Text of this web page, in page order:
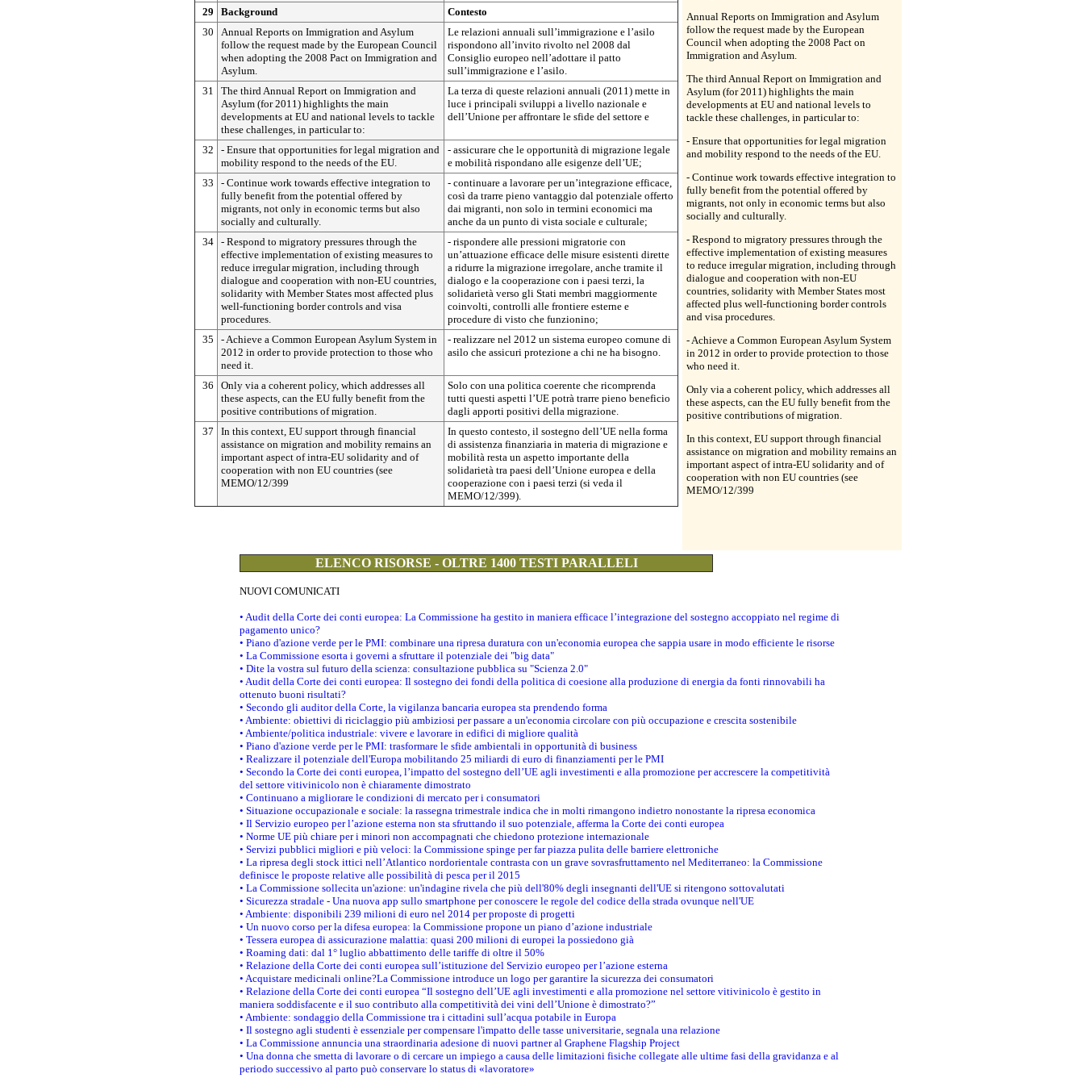
29
Background
Contesto
30
Annual Reports on Immigration and Asylum
follow the request made by the European Council
when adopting the 2008 Pact on Immigration and
Asylum.
Le relazioni annuali sull’immigrazione e l’asilo
rispondono all’invito rivolto nel 2008 dal
Consiglio europeo nell’adottare il patto
sull’immigrazione e l’asilo.
31
The third Annual Report on Immigration and
Asylum (for 2011) highlights the main
developments at EU and national levels to tackle
these challenges, in particular to:
La terza di queste relazioni annuali (2011) mette in
luce i principali sviluppi a livello nazionale e
dell’Unione per affrontare le sfide del settore e
32
- Ensure that opportunities for legal migration and
mobility respond to the needs of the EU.
- assicurare che le opportunità di migrazione legale
e mobilità rispondano alle esigenze dell’UE;
33
- Continue work towards effective integration to
fully benefit from the potential offered by
migrants, not only in economic terms but also
socially and culturally.
- continuare a lavorare per un’integrazione efficace,
così da trarre pieno vantaggio dal potenziale offerto
dai migranti, non solo in termini economici ma
anche da un punto di vista sociale e culturale;
34 - Respond to migratory pressures through the
effective implementation of existing measures to
reduce irregular migration, including through
dialogue and cooperation with non-EU countries,
solidarity with Member States most affected plus
well-functioning border controls and visa
procedures.
- rispondere alle pressioni migratorie con
un’attuazione efficace delle misure esistenti dirette
a ridurre la migrazione irregolare, anche tramite il
dialogo e la cooperazione con i paesi terzi, la
solidarietà verso gli Stati membri maggiormente
coinvolti, controlli alle frontiere esterne e
procedure di visto che funzionino;
35
- Achieve a Common European Asylum System in
2012 in order to provide protection to those who
need it.
- realizzare nel 2012 un sistema europeo comune di
asilo che assicuri protezione a chi ne ha bisogno.
36
Only via a coherent policy, which addresses all
these aspects, can the EU fully benefit from the
positive contributions of migration.
Solo con una politica coerente che ricomprenda
tutti questi aspetti l’UE potrà trarre pieno beneficio
dagli apporti positivi della migrazione.
37
In this context, EU support through financial
assistance on migration and mobility remains an
important aspect of intra-EU solidarity and of
cooperation with non EU countries (see
MEMO/12/399
In questo contesto, il sostegno dell’UE nella forma
di assistenza finanziaria in materia di migrazione e
mobilità resta un aspetto importante della
solidarietà tra paesi dell’Unione europea e della
cooperazione con i paesi terzi (si veda il
MEMO/12/399).
Annual Reports on Immigration and Asylum
follow the request made by the European
Council when adopting the 2008 Pact on
Immigration and Asylum.
The third Annual Report on Immigration and
Asylum (for 2011) highlights the main
developments at EU and national levels to
tackle these challenges, in particular to:
- Ensure that opportunities for legal migration
and mobility respond to the needs of the EU.
- Continue work towards effective integration to
fully benefit from the potential offered by
migrants, not only in economic terms but also
socially and culturally.
- Respond to migratory pressures through the
effective implementation of existing measures
to reduce irregular migration, including through
dialogue and cooperation with non-EU
countries, solidarity with Member States most
affected plus well-functioning border controls
and visa procedures.
- Achieve a Common European Asylum System
in 2012 in order to provide protection to those
who need it.
Only via a coherent policy, which addresses all
these aspects, can the EU fully benefit from the
positive contributions of migration.
In this context, EU support through financial
assistance on migration and mobility remains an
important aspect of intra-EU solidarity and of
cooperation with non EU countries (see
MEMO/12/399
ELENCO RISORSE - OLTRE 1400 TESTI PARALLELI
NUOVI COMUNICATI
• Audit della Corte dei conti europea: La Commissione ha gestito in maniera efficace l’integrazione del sostegno accoppiato nel regime di
pagamento unico?
• Piano d'azione verde per le PMI: combinare una ripresa duratura con un'economia europea che sappia usare in modo efficiente le risorse
• La Commissione esorta i governi a sfruttare il potenziale dei "big data"
• Dite la vostra sul futuro della scienza: consultazione pubblica su "Scienza 2.0"
• Audit della Corte dei conti europea: Il sostegno dei fondi della politica di coesione alla produzione di energia da fonti rinnovabili ha
ottenuto buoni risultati?
• Secondo gli auditor della Corte, la vigilanza bancaria europea sta prendendo forma
• Ambiente: obiettivi di riciclaggio più ambiziosi per passare a un'economia circolare con più occupazione e crescita sostenibile
• Ambiente/politica industriale: vivere e lavorare in edifici di migliore qualità
• Piano d'azione verde per le PMI: trasformare le sfide ambientali in opportunità di business
• Realizzare il potenziale dell'Europa mobilitando 25 miliardi di euro di finanziamenti per le PMI
• Secondo la Corte dei conti europea, l’impatto del sostegno dell’UE agli investimenti e alla promozione per accrescere la competitività
del settore vitivinicolo non è chiaramente dimostrato
• Continuano a migliorare le condizioni di mercato per i consumatori
• Situazione occupazionale e sociale: la rassegna trimestrale indica che in molti rimangono indietro nonostante la ripresa economica
• Il Servizio europeo per l’azione esterna non sta sfruttando il suo potenziale, afferma la Corte dei conti europea
• Norme UE più chiare per i minori non accompagnati che chiedono protezione internazionale
• Servizi pubblici migliori e più veloci: la Commissione spinge per far piazza pulita delle barriere elettroniche
• La ripresa degli stock ittici nell’Atlantico nordorientale contrasta con un grave sovrasfruttamento nel Mediterraneo: la Commissione
definisce le proposte relative alle possibilità di pesca per il 2015
• La Commissione sollecita un'azione: un'indagine rivela che più dell'80% degli insegnanti dell'UE si ritengono sottovalutati
• Sicurezza stradale - Una nuova app sullo smartphone per conoscere le regole del codice della strada ovunque nell'UE
• Ambiente: disponibili 239 milioni di euro nel 2014 per proposte di progetti
• Un nuovo corso per la difesa europea: la Commissione propone un piano d’azione industriale
• Tessera europea di assicurazione malattia: quasi 200 milioni di europei la possiedono già
• Roaming dati: dal 1° luglio abbattimento delle tariffe di oltre il 50%
• Relazione della Corte dei conti europea sull’istituzione del Servizio europeo per l’azione esterna
• Acquistare medicinali online?La Commissione introduce un logo per garantire la sicurezza dei consumatori
• Relazione della Corte dei conti europea “Il sostegno dell’UE agli investimenti e alla promozione nel settore vitivinicolo è gestito in
maniera soddisfacente e il suo contributo alla competitività dei vini dell’Unione è dimostrato?”
• Ambiente: sondaggio della Commissione tra i cittadini sull’acqua potabile in Europa
• Il sostegno agli studenti è essenziale per compensare l'impatto delle tasse universitarie, segnala una relazione
• La Commissione annuncia una straordinaria adesione di nuovi partner al Graphene Flagship Project
• Una donna che smetta di lavorare o di cercare un impiego a causa delle limitazioni fisiche collegate alle ultime fasi della gravidanza e al
periodo successivo al parto può conservare lo status di «lavoratore»